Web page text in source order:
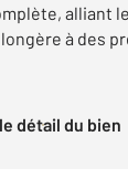
alliant
à des
le détail du bien